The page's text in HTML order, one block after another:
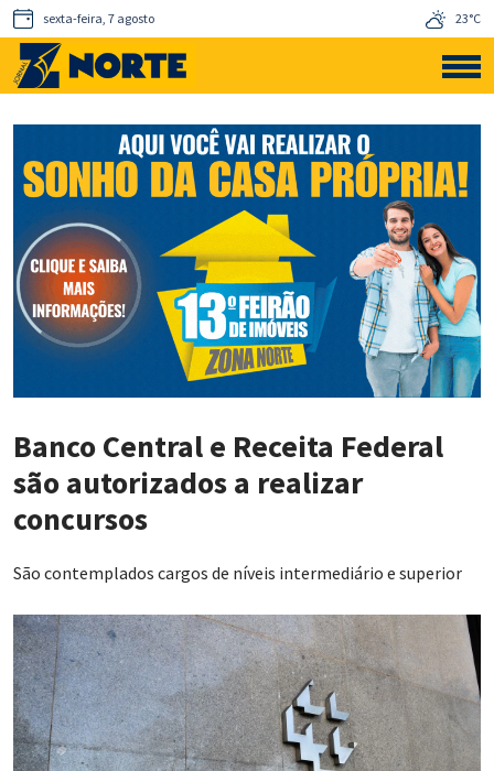
sexta-feira, 7 agosto 23°C
Banco Central e Receita Federal
são autorizados a realizar
concursos
São contemplados cargos de níveis intermediário e superior